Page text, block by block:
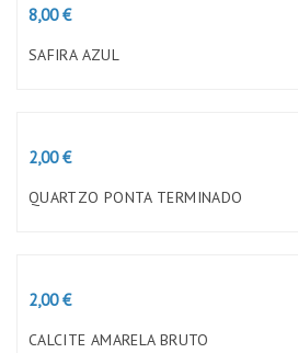
Preço
8,00 €
SAFIRA AZUL
Preço
2,00 €
QUARTZO PONTA TERMINADO
Preço
2,00 €
CALCITE AMARELA BRUTO